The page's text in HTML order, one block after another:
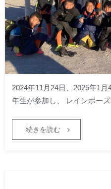
2024年11月24日、2025年1
年生が参加し、 レインボー
続きを読む